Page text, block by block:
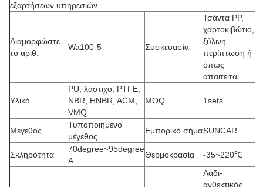
εξαρτήσεων υπηρεσιών
Διαμορφώστε
το αριθ.
Wa100-5 Συσκευασία
Τσάντα PP,
χαρτοκιβώτιο,
ξύλινη
περίπτωση ή
όπως
απαιτείται
Υλικό
PU, λάστιχο, PTFE,
NBR, HNBR, ACM,
VMQ
MOQ 1sets
Μέγεθος
Τυποποιημένο
μέγεθος
Εμπορικό σήμαSUNCAR
Σκληρότητα
70degree~95degree
Α
Θερμοκρασία
-35~220℃
Λάδι-
ανθεκτικός,